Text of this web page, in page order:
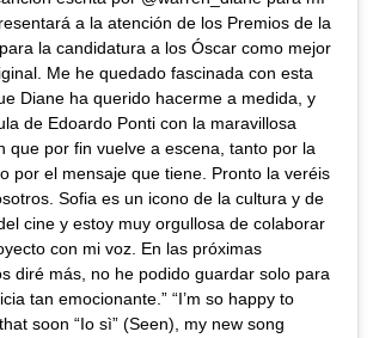
a la atención de los Premios de la
la candidatura a los Óscar como mejor
Me he quedado fascinada con esta
Diane ha querido hacerme a medida, y
de Edoardo Ponti con la maravillosa
que por fin vuelve a escena, tanto por la
por el mensaje que tiene. Pronto la veréis
Sofia es un icono de la cultura y de
cine y estoy muy orgullosa de colaborar
con mi voz. En las próximas
diré más, no he podido guardar solo para
tan emocionante.” “I’m so happy to
soon “Io sì” (Seen), my new song